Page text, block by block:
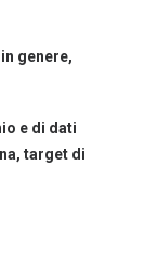
genere,
e di dati
target di